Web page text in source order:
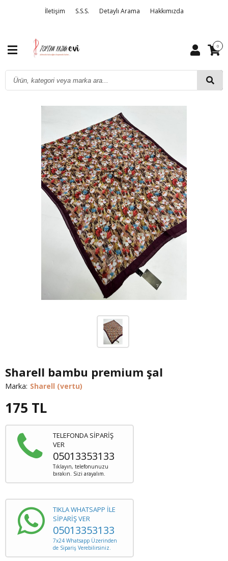
İletişim S.S.S. Detaylı Arama Hakkımızda
0
Sharell bambu premium şal
Marka: Sharell (vertu)
175 TL
TELEFONDA SİPARİŞ
VER
05013353133
Tıklayın, telefonunuzu
bırakın. Sizi arayalım.
TIKLA WHATSAPP İLE
SİPARİŞ VER
05013353133
7x24 Whatsapp Üzerinden
de Sipariş Verebilirsiniz.